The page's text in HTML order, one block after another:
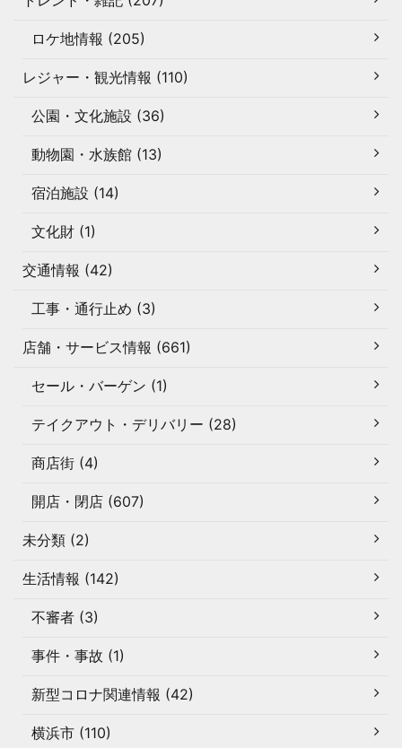
ロケ地情報 (205)
レジャー・観光情報 (110)
公園・文化施設 (36)
動物園・水族館 (13)
宿泊施設 (14)
文化財 (1)
交通情報 (42)
工事・通行止め (3)
店舗・サービス情報 (661)
セール・バーゲン (1)
テイクアウト・デリバリー (28)
商店街 (4)
開店・閉店 (607)
未分類 (2)
生活情報 (142)
不審者 (3)
事件・事故 (1)
新型コロナ関連情報 (42)
横浜市 (110)